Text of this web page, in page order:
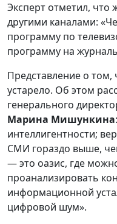
Эксперт отметил, что
другими каналами:
программу по
программу на
Представление о
устарело. Об этом
генерального
Марина Мишункина
интеллигентности;
СМИ гораздо выше,
— это оазис, где
проанализировать
информационной
цифровой шум».